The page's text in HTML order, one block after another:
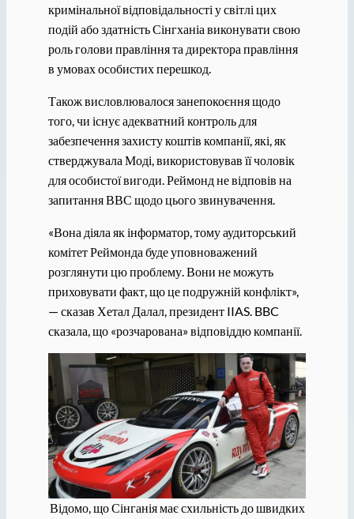
кримінальної відповідальності у світлі цих
подій або здатність Сінгханіа виконувати свою
роль голови правління та директора правління
в умовах особистих перешкод.
Також висловлювалося занепокоєння щодо
того, чи існує адекватний контроль для
забезпечення захисту коштів компанії, які, як
стверджувала Моді, використовував її чоловік
для особистої вигоди. Реймонд не відповів на
запитання ВВС щодо цього звинувачення.
«Вона діяла як інформатор, тому аудиторський
комітет Реймонда буде уповноважений
розглянути цю проблему. Вони не можуть
приховувати факт, що це подружній конфлікт»,
— сказав Хетал Далал, президент IIAS. BBC
сказала, що «розчарована» відповіддю компанії.
Відомо, що Сінганія має схильність до швидких